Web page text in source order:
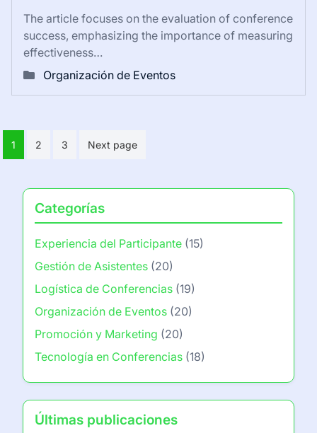
The article focuses on the evaluation of conference
success, emphasizing the importance of measuring
effectiveness…
Organización de Eventos
Posts
pagination
1 2 3 Next page
Categorías
Experiencia del Participante (15)
Gestión de Asistentes (20)
Logística de Conferencias (19)
Organización de Eventos (20)
Promoción y Marketing (20)
Tecnología en Conferencias (18)
Últimas publicaciones